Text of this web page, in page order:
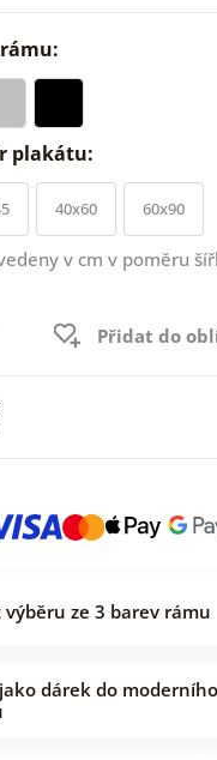
plakátu:
40x60 60x90
v cm v poměru
Přidat do
výběru ze 3 barev rámu
dárek do moderního